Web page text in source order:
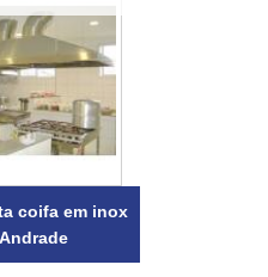
coifa em inox